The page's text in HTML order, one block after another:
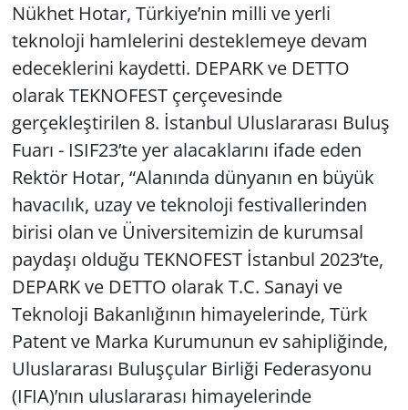
Nükhet Hotar, Türkiye’nin milli ve yerli
teknoloji hamlelerini desteklemeye devam
edeceklerini kaydetti. DEPARK ve DETTO
olarak TEKNOFEST çerçevesinde
gerçekleştirilen 8. İstanbul Uluslararası Buluş
Fuarı - ISIF23’te yer alacaklarını ifade eden
Rektör Hotar, “Alanında dünyanın en büyük
havacılık, uzay ve teknoloji festivallerinden
birisi olan ve Üniversitemizin de kurumsal
paydaşı olduğu TEKNOFEST İstanbul 2023’te,
DEPARK ve DETTO olarak T.C. Sanayi ve
Teknoloji Bakanlığının himayelerinde, Türk
Patent ve Marka Kurumunun ev sahipliğinde,
Uluslararası Buluşçular Birliği Federasyonu
(IFIA)’nın uluslararası himayelerinde